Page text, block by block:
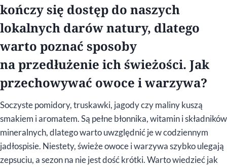
kończy się dostęp do naszych
lokalnych darów natury, dlatego
warto poznać sposoby
na przedłużenie ich świeżości. Jak
przechowywać owoce i warzywa?
Soczyste pomidory, truskawki, jagody czy maliny kuszą
smakiem i aromatem. Są pełne błonnika, witamin i składników
mineralnych, dlatego warto uwzględnić je w codziennym
jadłospisie. Niestety, świeże owoce i warzywa szybko ulegają
zepsuciu, a sezon na nie jest dość krótki. Warto wiedzieć jak